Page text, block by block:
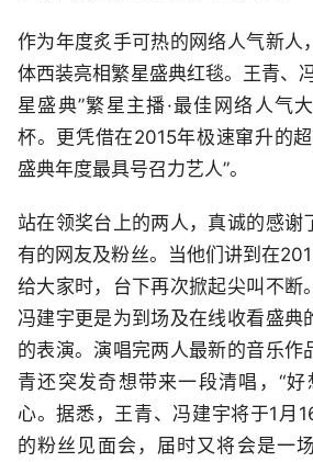
作为年度炙手可热的网络人气新人
体西装亮相繁星盛典红毯。王青、
星盛典”繁星主播·最佳网络人气
杯。更凭借在2015年极速窜升的
盛典年度最具号召力艺人”。
站在领奖台上的两人，真诚的感谢
有的网友及粉丝。当他们讲到在
给大家时，台下再次掀起尖叫不断
冯建宇更是为到场及在线收看盛典
的表演。演唱完两人最新的音乐作
青还突发奇想带来一段清唱，“好
心。据悉，王青、冯建宇将于1月
的粉丝见面会，届时又将会是一